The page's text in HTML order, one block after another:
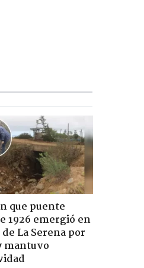
que puente
1926 emergió en
La Serena por
mantuvo